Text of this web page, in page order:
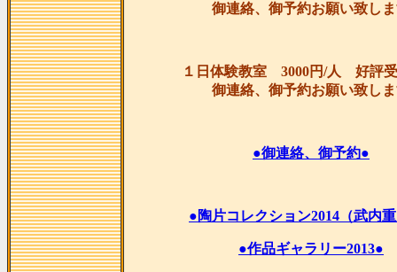
御連絡、御予約お願い致し
１日体験教室 3000円/人 好評
御連絡、御予約お願い致し
●御連絡、御予約●
●陶片コレクション2014（武内
●作品ギャラリー2013●